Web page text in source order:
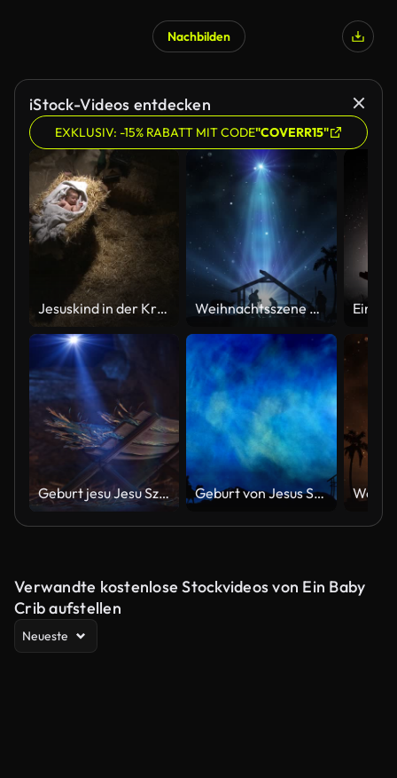
Nachbilden
iStock-Videos entdecken
EXKLUSIV: -15% RABATT MIT CODE"COVERR15"
Jesuskind in der Krippe Weihnachtsszene mit funkelnden Sternen
Geburt jesu Jesu Szene mit funkelnden Sternen von Bethlehem mit funkelnden Adventsweihnachtsgeschichte Geburt von Jesus Stern von Bethlehem
Verwandte kostenlose Stockvideos von Ein Baby
Crib aufstellen
Neueste